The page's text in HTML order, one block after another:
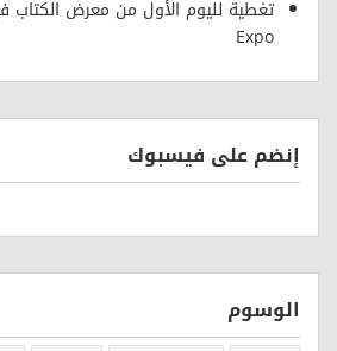
Expo
إنضم على فيسبوك
الوسوم